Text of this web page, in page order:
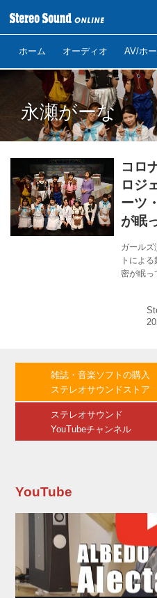
ホーム オーディオ AV/ホ
永瀬がーな
コロ
ロジ
ーツ
が眠
ガールズ
トによ
密が眠っ
演では
て、新
て感じ
私たちの
雑誌・音楽ソフトの購入
ステレオサウンドストア
ステレオサウンド
YouTubeチャンネル
YouTube